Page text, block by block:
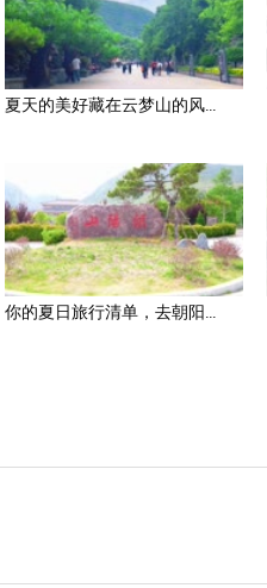
夏天的美好藏在云梦山的风...
你的夏日旅行清单，去朝阳...